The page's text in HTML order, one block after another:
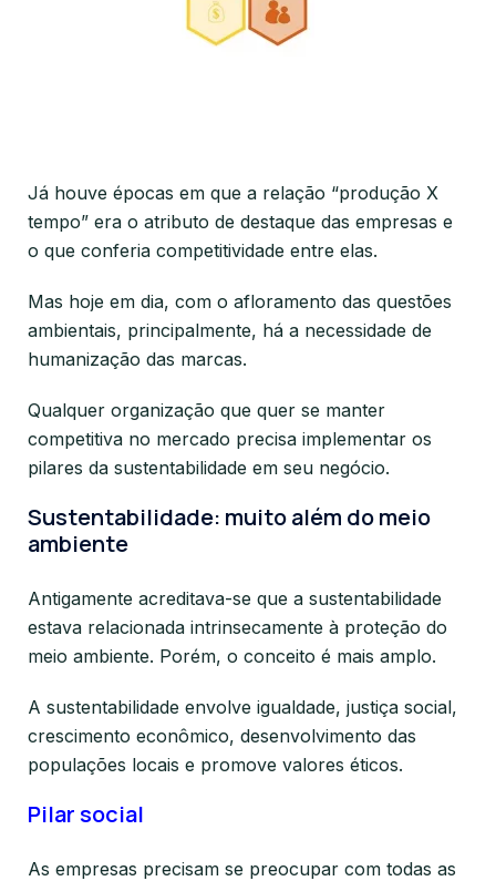
Já houve épocas em que a relação “produção X
tempo” era o atributo de destaque das empresas e
o que conferia competitividade entre elas.
Mas hoje em dia, com o afloramento das questões
ambientais, principalmente, há a necessidade de
humanização das marcas.
Qualquer organização que quer se manter
competitiva no mercado precisa implementar os
pilares da sustentabilidade em seu negócio.
Sustentabilidade: muito além do meio
ambiente
Antigamente acreditava-se que a sustentabilidade
estava relacionada intrinsecamente à proteção do
meio ambiente. Porém, o conceito é mais amplo.
A sustentabilidade envolve igualdade, justiça social,
crescimento econômico, desenvolvimento das
populações locais e promove valores éticos.
Pilar social
As empresas precisam se preocupar com todas as